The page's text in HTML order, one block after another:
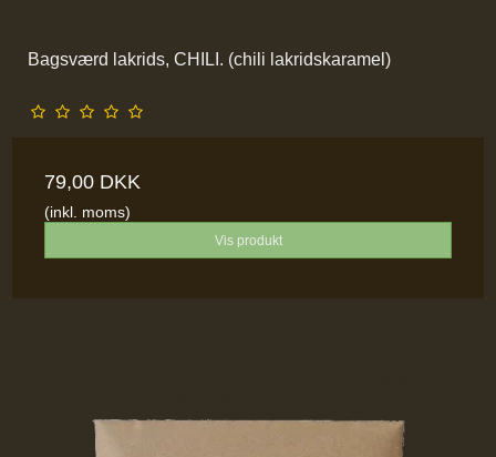
Bagsværd lakrids, CHILI. (chili lakridskaramel)
79,00 DKK
(inkl. moms)
Vis produkt